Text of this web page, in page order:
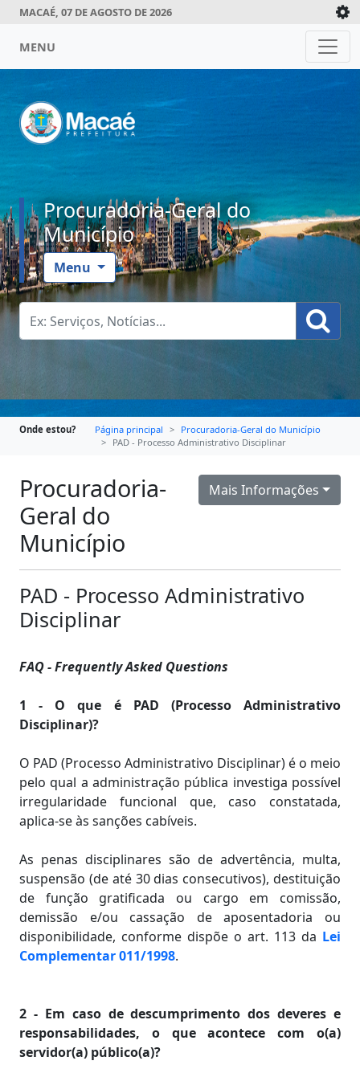
MACAÉ, 07 DE AGOSTO DE 2026
MENU
Procuradoria-Geral do
Município
Menu
Onde estou? Página principal
Procuradoria-Geral do Município
PAD - Processo Administrativo Disciplinar
Mais Informações
Procuradoria-
Geral do
Município
PAD - Processo Administrativo
Disciplinar
FAQ - Frequently Asked Questions
1 - O que é PAD (Processo Administrativo
Disciplinar)?
O PAD (Processo Administrativo Disciplinar) é o meio
pelo qual a administração pública investiga possível
irregularidade funcional que, caso constatada,
aplica-se às sanções cabíveis.
As penas disciplinares são de advertência, multa,
suspensão (de até 30 dias consecutivos), destituição
de função gratificada ou cargo em comissão,
demissão e/ou cassação de aposentadoria ou
disponibilidade, conforme dispõe o art. 113 da Lei
Complementar 011/1998.
2 - Em caso de descumprimento dos deveres e
responsabilidades, o que acontece com o(a)
servidor(a) público(a)?